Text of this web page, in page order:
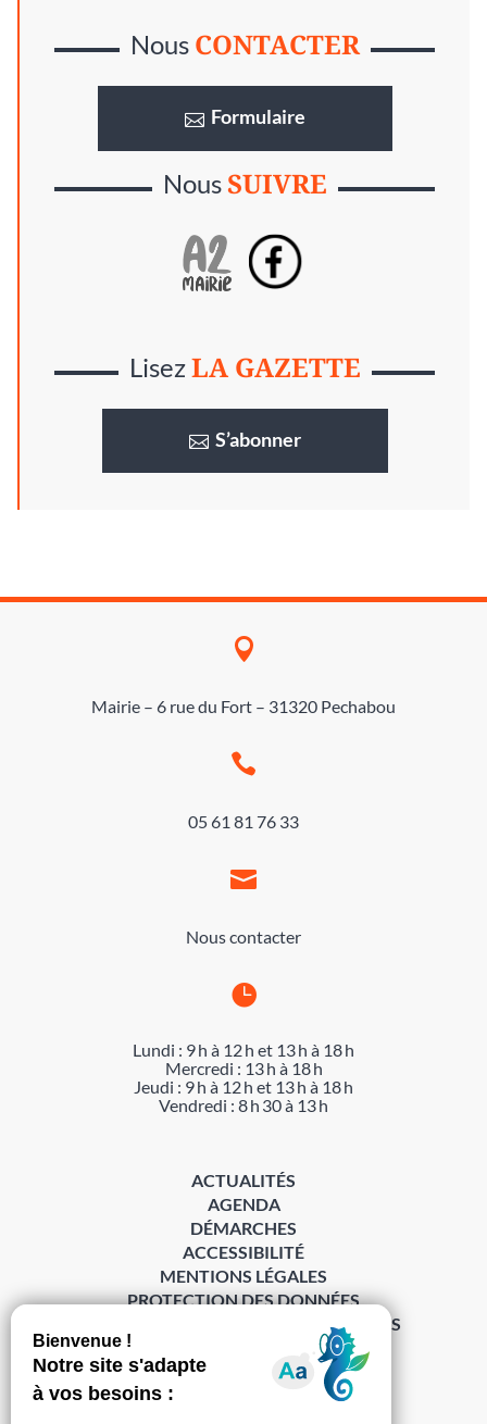
Nous CONTACTER
Formulaire
NousSUIVRE
LisezLA GAZETTE
S’abonner

Mairie – 6 rue du Fort – 31320 Pechabou

05 61 81 76 33

Nous contacter

Lundi : 9 h à 12 h et 13 h à 18 h
Mercredi : 13 h à 18 h
Jeudi : 9 h à 12 h et 13 h à 18 h
Vendredi : 8 h 30 à 13 h
S’abonner à la Gazette ›
ACTUALITÉS
AGENDA
DÉMARCHES
ACCESSIBILITÉ
MENTIONS LÉGALES
PROTECTION DES DONNÉES
POLITIQUE DE GESTION DES COOKIES